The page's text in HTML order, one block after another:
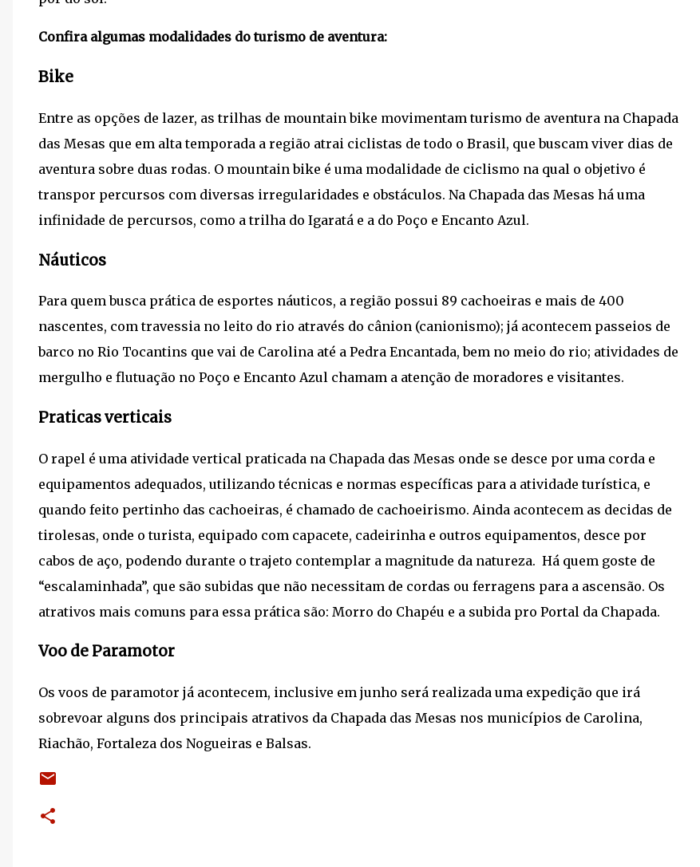
Confira algumas modalidades do turismo de aventura:
Bike
Entre as opções de lazer, as trilhas de mountain bike movimentam turismo de aventura na Chapada
das Mesas que em alta temporada a região atrai ciclistas de todo o Brasil, que buscam viver dias de
aventura sobre duas rodas. O mountain bike é uma modalidade de ciclismo na qual o objetivo é
transpor percursos com diversas irregularidades e obstáculos. Na Chapada das Mesas há uma
infinidade de percursos, como a trilha do Igaratá e a do Poço e Encanto Azul.
Náuticos
Para quem busca prática de esportes náuticos, a região possui 89 cachoeiras e mais de 400
nascentes, com travessia no leito do rio através do cânion (canionismo); já acontecem passeios de
barco no Rio Tocantins que vai de Carolina até a Pedra Encantada, bem no meio do rio; atividades de
mergulho e flutuação no Poço e Encanto Azul chamam a atenção de moradores e visitantes.
Praticas verticais
O rapel é uma atividade vertical praticada na Chapada das Mesas onde se desce por uma corda e
equipamentos adequados, utilizando técnicas e normas específicas para a atividade turística, e
quando feito pertinho das cachoeiras, é chamado de cachoeirismo. Ainda acontecem as decidas de
tirolesas, onde o turista, equipado com capacete, cadeirinha e outros equipamentos, desce por
cabos de aço, podendo durante o trajeto contemplar a magnitude da natureza. Há quem goste de
“escalaminhada”, que são subidas que não necessitam de cordas ou ferragens para a ascensão. Os
atrativos mais comuns para essa prática são: Morro do Chapéu e a subida pro Portal da Chapada.
Voo de Paramotor
Os voos de paramotor já acontecem, inclusive em junho será realizada uma expedição que irá
sobrevoar alguns dos principais atrativos da Chapada das Mesas nos municípios de Carolina,
Riachão, Fortaleza dos Nogueiras e Balsas.